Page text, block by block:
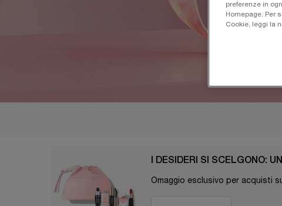
I DESIDERI SI SCELGONO:
Omaggio esclusivo per acquisti
preferenze in
Homepage. Per
Cookie, leggi la